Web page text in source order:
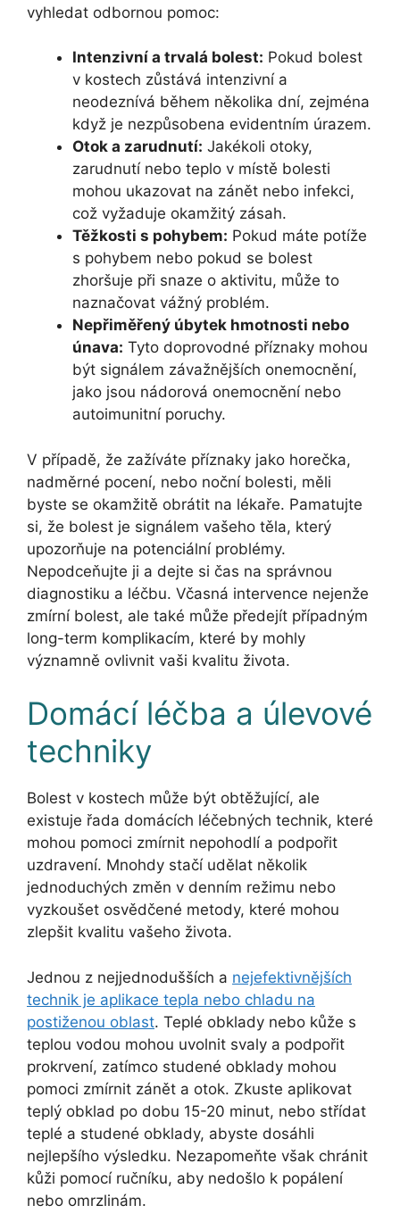
vyhledat odbornou pomoc:
Intenzivní a trvalá bolest: Pokud bolest
v kostech zůstává intenzivní a
neodeznívá během několika dní, zejména
když je nezpůsobena evidentním úrazem.
Otok a zarudnutí: Jakékoli otoky,
zarudnutí nebo teplo v místě bolesti
mohou ukazovat na zánět nebo infekci,
což vyžaduje okamžitý zásah.
Těžkosti s pohybem: Pokud máte potíže
s pohybem nebo pokud se bolest
zhoršuje při snaze o aktivitu, může to
naznačovat vážný problém.
Nepřiměřený úbytek hmotnosti nebo
únava: Tyto doprovodné příznaky mohou
být signálem závažnějších onemocnění,
jako jsou nádorová onemocnění nebo
autoimunitní poruchy.
V případě, že zažíváte příznaky jako horečka,
nadměrné pocení, nebo noční bolesti, měli
byste se okamžitě obrátit na lékaře. Pamatujte
si, že bolest je signálem vašeho těla, který
upozorňuje na potenciální problémy.
Nepodceňujte ji a dejte si čas na správnou
diagnostiku a léčbu. Včasná intervence nejenže
zmírní bolest, ale také může předejít případným
long-term komplikacím, které by mohly
významně ovlivnit vaši kvalitu života.
Domácí léčba a úlevové
techniky
Bolest v kostech může být obtěžující, ale
existuje řada domácích léčebných technik, které
mohou pomoci zmírnit nepohodlí a podpořit
uzdravení. Mnohdy stačí udělat několik
jednoduchých změn v denním režimu nebo
vyzkoušet osvědčené metody, které mohou
zlepšit kvalitu vašeho života.
Jednou z nejjednodušších a nejefektivnějších
technik je aplikace tepla nebo chladu na
postiženou oblast. Teplé obklady nebo kůže s
teplou vodou mohou uvolnit svaly a podpořit
prokrvení, zatímco studené obklady mohou
pomoci zmírnit zánět a otok. Zkuste aplikovat
teplý obklad po dobu 15-20 minut, nebo střídat
teplé a studené obklady, abyste dosáhli
nejlepšího výsledku. Nezapomeňte však chránit
kůži pomocí ručníku, aby nedošlo k popálení
nebo omrzlinám.